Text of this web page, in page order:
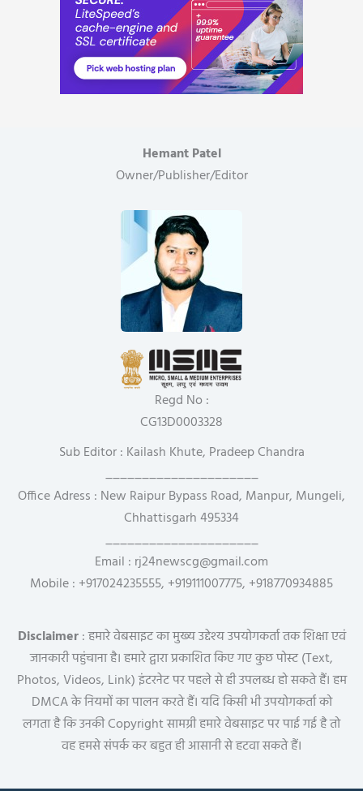
Hemant Patel
Owner/Publisher/Editor
Regd No :
CG13D0003328
Sub Editor : Kailash Khute, Pradeep Chandra
_____________________
Office Adress : New Raipur Bypass Road, Manpur, Mungeli,
Chhattisgarh 495334
_____________________
Email : rj24newscg@gmail.com
Mobile : +917024235555, +919111007775, +918770934885
Disclaimer: हमारे वेबसाइट का मुख्य उद्देश्य उपयोगकर्ता तक शिक्षा एवं
जानकारी पहुंचाना है। हमारे द्वारा प्रकाशित किए गए कुछ पोस्ट (Text,
Photos, Videos, Link) इंटरनेट पर पहले से ही उपलब्ध हो सकते हैं। हम
DMCA के नियमों का पालन करते हैं। यदि किसी भी उपयोगकर्ता को
लगता है कि उनकी Copyright सामग्री हमारे वेबसाइट पर पाई गई है तो
वह हमसे संपर्क कर बहुत ही आसानी से हटवा सकते हैं।